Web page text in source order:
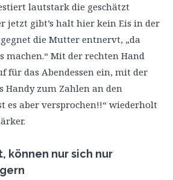
lautstark die geschätzt
jetzt gibt’s halt hier kein Eis in der
die Mutter entnervt, „da
machen.“ Mit der rechten Hand
für das Abendessen ein, mit der
Handy zum Zahlen an den
es aber versprochen!!“ wiederholt
können nur sich nur